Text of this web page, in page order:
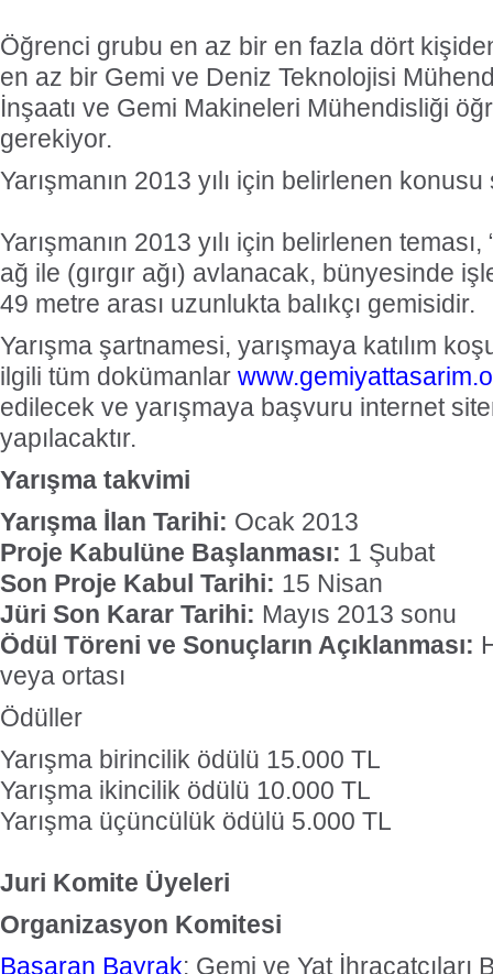
Öğrenci grubu en az bir en fazla dört
en az bir Gemi ve Deniz Teknolojisi
İnşaatı ve Gemi Makineleri Mühendisliği
gerekiyor.
Yarışmanın 2013 yılı için belirlenen
Yarışmanın 2013 yılı için belirlenen
ağ ile (gırgır ağı) avlanacak, bünyesinde
49 metre arası uzunlukta balıkçı gemisidir.
Yarışma şartnamesi, yarışmaya katılım
ilgili tüm dokümanlar
edilecek ve yarışmaya başvuru internet
yapılacaktır.
Yarışma takvimi
Yarışma İlan Tarihi: Ocak 2013
Proje Kabulüne Başlanması: 1 Şubat
Son Proje Kabul Tarihi: 15 Nisan
Jüri Son Karar Tarihi: Mayıs 2013 sonu
Ödül Töreni ve Sonuçların Açıklanması:
veya ortası
Ödüller
Yarışma birincilik ödülü 15.000 TL
Yarışma ikincilik ödülü 10.000 TL
Yarışma üçüncülük ödülü 5.000 TL
Juri Komite Üyeleri
Organizasyon Komitesi
Başaran Bayrak: Gemi ve Yat İhracatçıları